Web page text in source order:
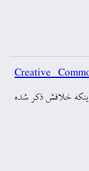
Creative
خلافش ذکر شده